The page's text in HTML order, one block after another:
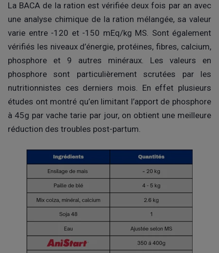
La BACA de la ration est vérifiée deux fois par an avec
une analyse chimique de la ration mélangée, sa valeur
varie entre -120 et -150 mEq/kg MS. Sont également
vérifiés les niveaux d’énergie, protéines, fibres, calcium,
phosphore et 9 autres minéraux. Les valeurs en
phosphore sont particulièrement scrutées par les
nutritionnistes ces derniers mois. En effet plusieurs
études ont montré qu’en limitant l’apport de phosphore
à 45g par vache tarie par jour, on obtient une meilleure
réduction des troubles post-partum.